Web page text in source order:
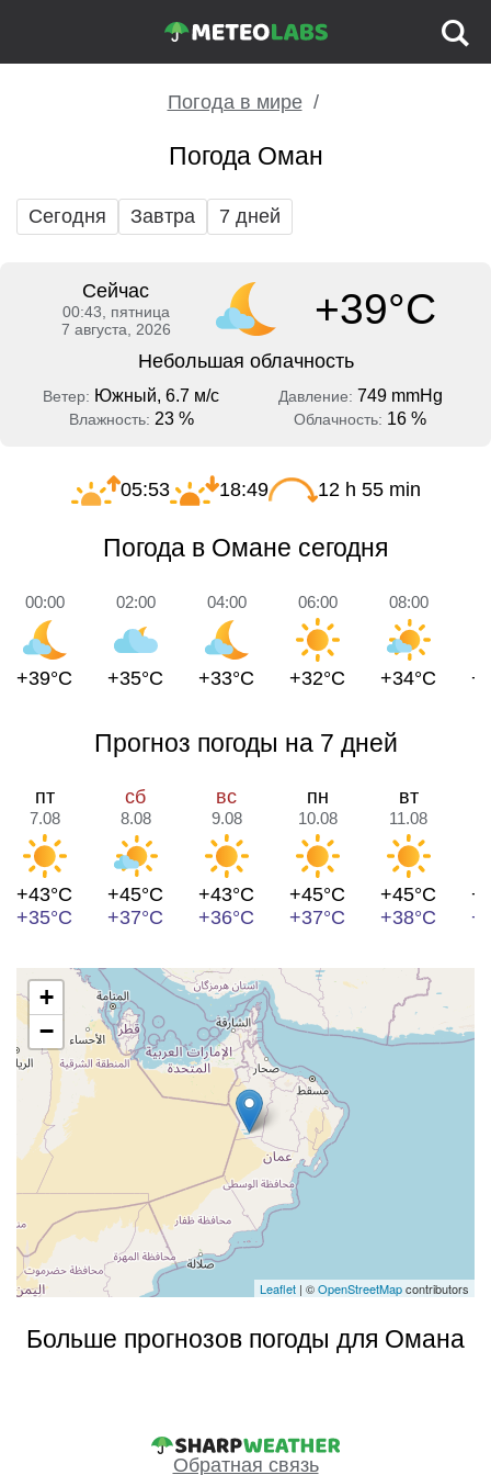
Погода в мире
Погода Оман
Сегодня Завтра 7 дней
Сейчас
00:43, пятница
7 августа, 2026
+39°C
Небольшая облачность
Ветер: Южный, 6.7 м/с Давление: 749 mmHg
Влажность: 23 % Облачность: 16 %
05:53 18:49 12 h 55 min
Погода в Омане сегодня
00:00
+39°C
02:00
+35°C
04:00
+33°C
06:00
+32°C
08:00
+34°C
Прогноз погоды на 7 дней
пт
7.08
+43°C
+35°C
сб
8.08
+45°C
+37°C
вс
9.08
+43°C
+36°C
пн
10.08
+45°C
+37°C
вт
11.08
+45°C
+38°C
+
−
Leaflet | ©OpenStreetMapcontributors
Больше прогнозов погоды для Омана
Обратная связь